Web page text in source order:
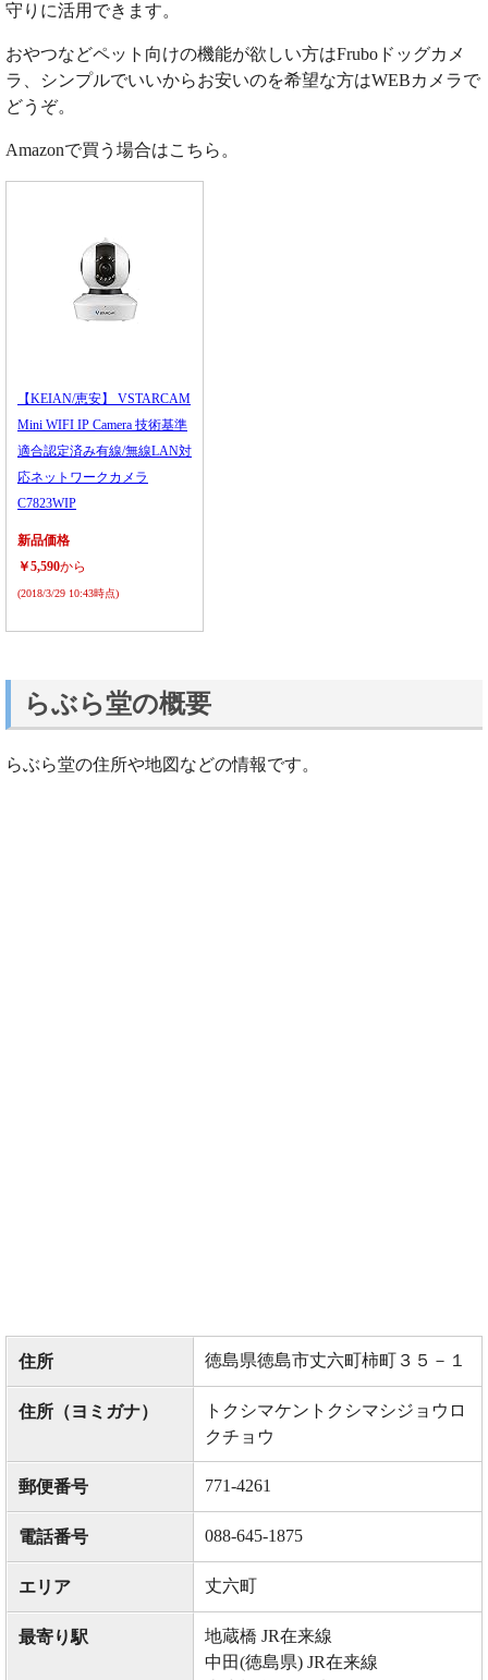
守りに活用できます。
おやつなどペット向けの機能が欲しい方はFruboドッグカメ
ラ、シンプルでいいからお安いのを希望な方はWEBカメラで
どうぞ。
Amazonで買う場合はこちら。
【KEIAN/恵安】 VSTARCAM
Mini WIFI IP Camera 技術基準
適合認定済み有線/無線LAN対
応ネットワークカメラ
C7823WIP
新品価格
￥5,590から
(2018/3/29 10:43時点)
らぶら堂の概要
らぶら堂の住所や地図などの情報です。
住所 徳島県徳島市丈六町柿町３５－１
住所（ヨミガナ）
トクシマケントクシマシジョウロ
クチョウ
郵便番号 771-4261
電話番号 088-645-1875
エリア 丈六町
最寄り駅
地蔵橋 JR在来線
中田(徳島県) JR在来線